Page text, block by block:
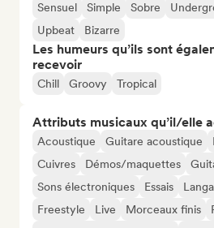
Sensuel
Simple Sobre
Upbeat
Bizarre
Les humeurs qu’ils sont
recevoir
Chill Groovy Tropical
Attributs musicaux qu’il/elle
Acoustique Guitare acoustique
Cuivres
Démos/maquettes
Sons électroniques
Essais
Freestyle
Live Morceaux finis